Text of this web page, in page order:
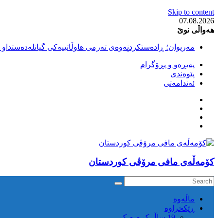
Skip to content
07.08.2026
هەواڵی نوێ
مەریوان؛ ڕادەستکردنەوەی تەرمی هاوڵاتییەکی
سەقز؛ دەسبەسەری دوو گەنج لەلایەن هێزە ئەمنییەکانی
کوژرانی هاوڵاتییەکی خەڵکی سەردەشت لە کاتی کۆڵبەری لە
مەریوان و ڕوانسەر؛ کوژرانی دوو هاوڵاتی لە کاتی
پەیڕەو و پڕۆگرام
پێوەندی
ئەندامەتی
كۆمه‌ڵه‌ی مافی مرۆڤی کوردستان
ماڵه‌وه‌
ڕێکخراوە